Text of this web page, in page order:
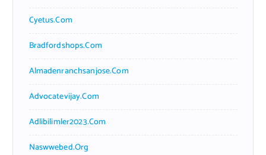
Cyetus.com
Bradfordshops.com
Almadenranchsanjose.com
Advocatevijay.com
Adlibilimler2023.com
Naswwebed.org